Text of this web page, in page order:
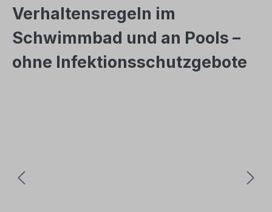
Verhaltensregeln im
Schwimmbad und an Pools –
ohne Infektionsschutzgebote